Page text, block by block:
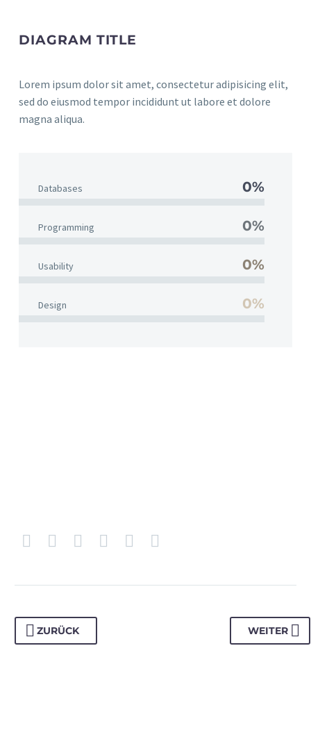
DIA­GRAM TITLE
Lorem ipsum dolor sit amet, con­sec­te­tur adi­pi­si­cing elit,
sed do eius­mod tem­por inci­didunt ut labo­re et dolo­re
magna aliqua.
Data­ba­ses 0%
Pro­gramming 0%
Usa­bi­li­ty 0%
Design 0%
ZURÜCK WEITER